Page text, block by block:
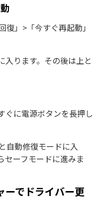
復」>「今すぐ再起動」
入ります。その後は上と
ぐに電源ボタンを長押し
自動修復モードに入
セーフモードに進みま
ーでドライバー更